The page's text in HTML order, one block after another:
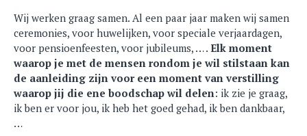
Wij werken graag samen. Al een paar jaar maken wij samen
ceremonies, voor huwelijken, voor speciale verjaardagen,
voor pensioenfeesten, voor jubileums, … . Elk moment
waarop je met de mensen rondom je wil stilstaan kan
de aanleiding zijn voor een moment van verstilling
waarop jij die ene boodschap wil delen: ik zie je graag,
ik ben er voor jou, ik heb het goed gehad, ik ben dankbaar,
…